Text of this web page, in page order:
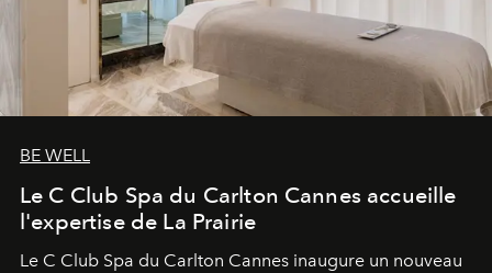
BE WELL
Le C Club Spa du Carlton Cannes accueille
l'expertise de La Prairie
Le C Club Spa du Carlton Cannes inaugure un nouveau